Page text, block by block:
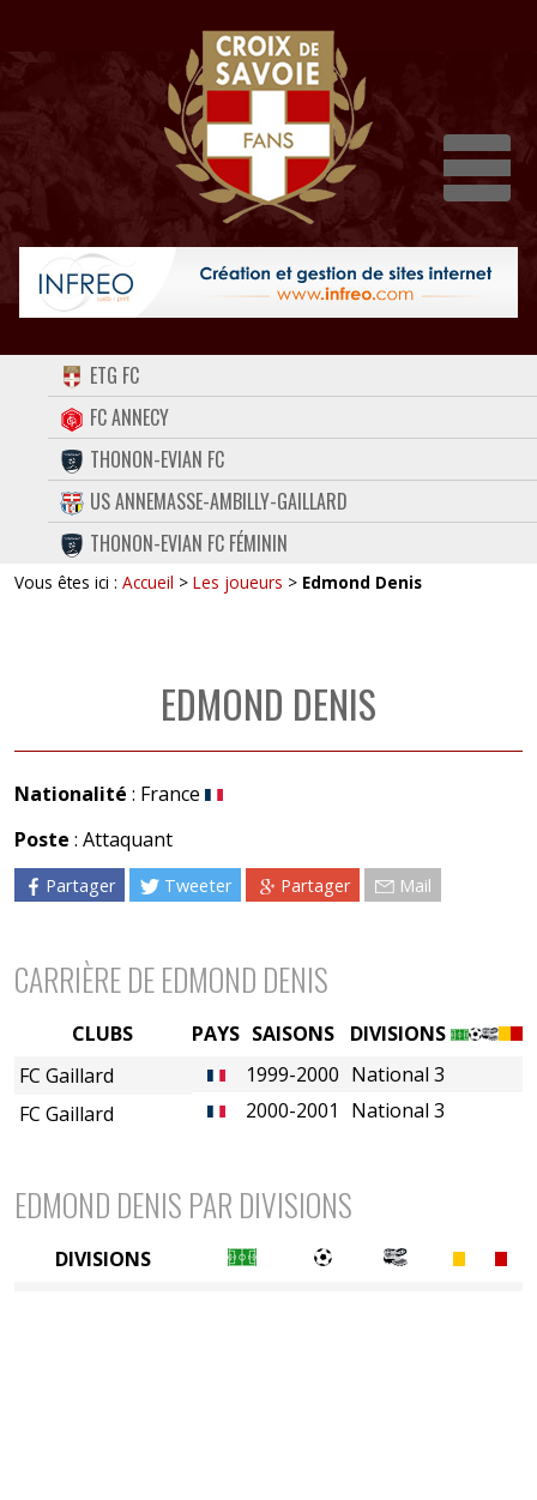
ACCUEIL
FORUM
CONTACT
FACEBOOK
TWITTER
ETG FC
FC ANNECY
THONON-EVIAN FC
US ANNEMASSE-AMBILLY-GAILLARD
THONON-EVIAN FC FÉMININ
Vous êtes ici : Accueil > Les joueurs > Edmond Denis
EDMOND DENIS
Nationalité : France
Poste : Attaquant
Partager Tweeter Partager Mail
CARRIÈRE DE EDMOND DENIS
PAYS SAISONS
DIVISIONS
1999-2000 National 3
2000-2001
National 3
CLUBS
FC Gaillard
FC Gaillard
EDMOND DENIS PAR DIVISIONS
DIVISIONS